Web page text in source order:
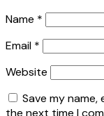
Name *
Email *
Website
Save my
the next time I